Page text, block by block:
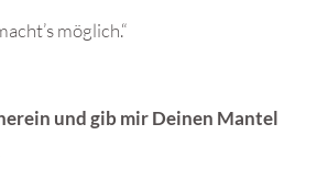
möglich.“
und gib mir Deinen Mantel